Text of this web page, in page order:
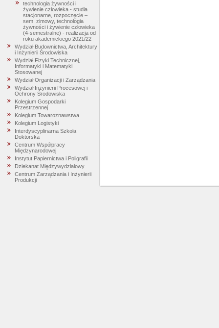
technologia żywności i
żywienie człowieka - studia
stacjonarne, rozpoczęcie –
sem. zimowy, technologia
żywności i żywienie człowieka
(4-semestralne) - realizacja od
roku akademickiego 2021/22
Wydział Budownictwa, Architektury
i Inżynierii Środowiska
Wydział Fizyki Technicznej,
Informatyki i Matematyki
Stosowanej
Wydział Organizacji i Zarządzania
Wydział Inżynierii Procesowej i
Ochrony Środowiska
Kolegium Gospodarki
Przestrzennej
Kolegium Towaroznawstwa
Kolegium Logistyki
Interdyscyplinarna Szkoła
Doktorska
Centrum Współpracy
Międzynarodowej
Instytut Papiernictwa i Poligrafii
Dziekanat Międzywydziałowy
Centrum Zarządzania i Inżynierii
Produkcji